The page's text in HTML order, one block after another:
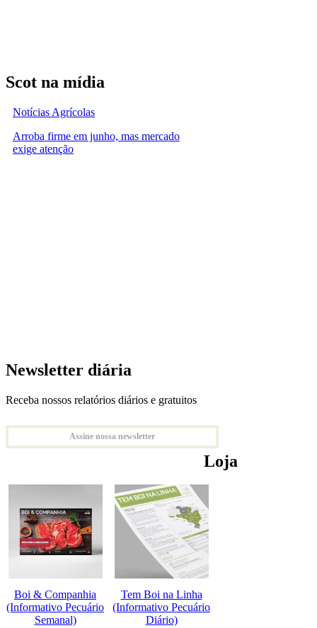
Scot na mídia
Notícias Agrícolas
Arroba firme em junho, mas mercado
exige atenção
Newsletter diária
Receba nossos relatórios diários e gratuitos
Assine nossa newsletter
Loja
Boi & Companhia
(Informativo Pecuário
Semanal)
Tem Boi na Linha
(Informativo Pecuário
Diário)